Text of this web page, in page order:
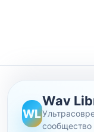
WL
Wav
сообщество